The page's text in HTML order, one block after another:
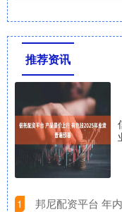
推荐资讯
1 邦尼配资平台 年